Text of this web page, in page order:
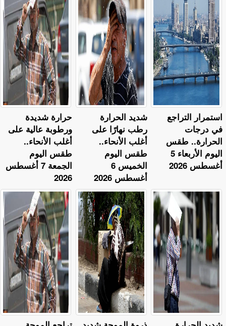
حرارة شديدة
ورطوبة عالية على
أغلب الأنحاء..
طقس اليوم
الجمعة 7 أغسطس
2026
​شديد الحرارة
رطب نهارًا على
أغلب الأنحاء..
طقس اليوم
الخميس 6
أغسطس 2026
استمرار التراجع
في درجات
الحرارة.. طقس
اليوم الأربعاء 5
أغسطس 2026